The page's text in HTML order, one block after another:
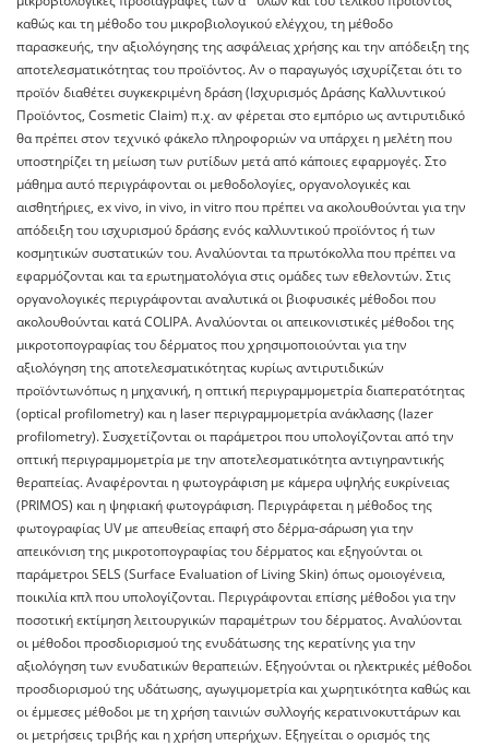
καθώς και τη μέθοδο του μικροβιολογικού ελέγχου, τη μέθοδο
παρασκευής, την αξιολόγησης της ασφάλειας χρήσης και την απόδειξη της
αποτελεσματικότητας του προϊόντος. Αν ο παραγωγός ισχυρίζεται ότι το
προϊόν διαθέτει συγκεκριμένη δράση (Ισχυρισμός Δράσης Kαλλυντικού
Προϊόντος, Cosmetic Claim) π.χ. αν φέρεται στο εμπόριο ως αντιρυτιδικό
θα πρέπει στον τεχνικό φάκελο πληροφοριών να υπάρχει η μελέτη που
υποστηρίζει τη μείωση των ρυτίδων μετά από κάποιες εφαρμογές. Στο
μάθημα αυτό περιγράφονται οι μεθοδολογίες, οργανολογικές και
αισθητήριες, ex vivo, in vivo, in vitro που πρέπει να ακολουθούνται για την
απόδειξη του ισχυρισμού δράσης ενός καλλυντικού προϊόντος ή των
κοσμητικών συστατικών του. Αναλύονται τα πρωτόκολλα που πρέπει να
εφαρμόζονται και τα ερωτηματολόγια στις ομάδες των εθελοντών. Στις
οργανολογικές περιγράφονται αναλυτικά οι βιοφυσικές μέθοδοι που
ακολουθούνται κατά COLIPA. Αναλύονται οι απεικονιστικές μέθοδοι της
μικροτοπογραφίας του δέρματος που χρησιμοποιούνται για την
αξιολόγηση της αποτελεσματικότητας κυρίως αντιρυτιδικών
προϊόντωνόπως η μηχανική, η οπτική περιγραμμομετρία διαπερατότητας
(οptical profilometry) και η laser περιγραμμομετρία ανάκλασης (lazer
profilometry). Συσχετίζονται οι παράμετροι που υπολογίζονται από την
οπτική περιγραμμομετρία με την αποτελεσματικότητα αντιγηραντικής
θεραπείας. Αναφέρονται η φωτογράφιση με κάμερα υψηλής ευκρίνειας
(PRIMOS) και η ψηφιακή φωτογράφιση. Περιγράφεται η μέθοδος της
φωτογραφίας UV με απευθείας επαφή στο δέρμα-σάρωση για την
απεικόνιση της μικροτοπογραφίας του δέρματος και εξηγούνται οι
παράμετροι SELS (Surface Evaluation of Living Skin) όπως ομοιογένεια,
ποικιλία κπλ που υπολογίζονται. Περιγράφονται επίσης μέθοδοι για την
ποσοτική εκτίμηση λειτουργικών παραμέτρων του δέρματος. Αναλύονται
οι μέθοδοι προσδιορισμού της ενυδάτωσης της κερατίνης για την
αξιολόγηση των ενυδατικών θεραπειών. Εξηγούνται οι ηλεκτρικές μέθοδοι
προσδιορισμού της υδάτωσης, αγωγιμομετρία και χωρητικότητα καθώς και
οι έμμεσες μέθοδοι με τη χρήση ταινιών συλλογής κερατινοκυττάρων και
οι μετρήσεις τριβής και η χρήση υπερήχων. Εξηγείται ο ορισμός της